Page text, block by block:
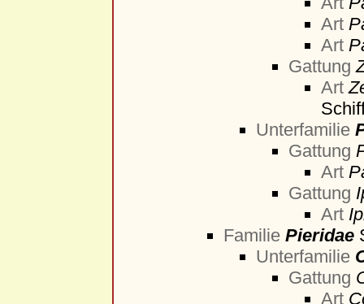
Art
Art
Gattung
Art
Unterfamilie
Gattung
Art
Gattung
Art
Familie Pieridae
Unterfamilie
Gattung
Art